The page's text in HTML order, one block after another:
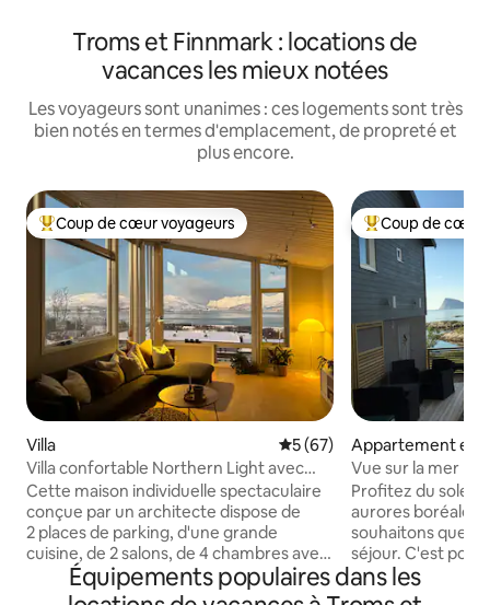
Troms et Finnmark : locations de
vacances les mieux notées
Les voyageurs sont unanimes : ces logements sont très
bien notés en termes d'emplacement, de propreté et
plus encore.
Coups de cœur voyageurs les plus appréciés
Coup de cœur voyageurs
Villa Évaluation moyenne sur la
5 (67)
Villa confortable Northern Light avec
une vue fantastique !
Cette maison individuelle spectaculaire
conçue par un architecte dispose de
2 places de parking, d'une grande
cuisine, de 2 salons, de 4 chambres avec
lits doubles, de 2,5 salles de bain et de
3 espaces extérieurs ensoleillés pouvant
Coups de cœur
Coup de cœur
Appartement en
Vue sur la mer
Profitez du soleil
aurores boréales. Par-dessus tout, nous
souhaitons que
séjour. C'est
proposons la
de raquettes, de
Équipements populaires dans les